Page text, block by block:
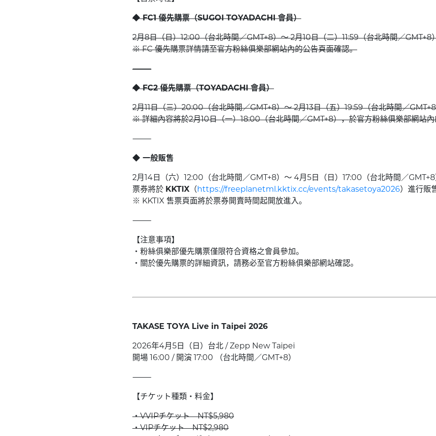
◆FC1 優先購票（SUGOI TOYADACHI 會員）
2月8日（日）12:00（台北時間／GMT+8）～ 2月10日（二）11:59（台北時間／GMT+8
※ FC 優先購票詳情請至官方粉絲俱樂部網站內的公告頁面確認。
⸻
◆FC2 優先購票（TOYADACHI 會員）
2月11日（三）20:00（台北時間／GMT+8）～ 2月13日（五）19:59（台北時間／
※ 詳細內容將於2月10日（一）18:00（台北時間／GMT+8），於官方粉絲俱樂部網站
⸻
◆ 一般販售
2月14日（六）12:00（台北時間／GMT+8）～ 4月5日（日）17:00（台北時間／GMT+8
票券將於 KKTIX （ https://freeplanetml.kktix.cc/events/takasetoya2026）進行販
※ KKTIX 售票頁面將於票券開賣時間起開放進入。
⸻
【注意事項】
・粉絲俱樂部優先購票僅限符合資格之會員參加。
・關於優先購票的詳細資訊，請務必至官方粉絲俱樂部網站確認。
TAKASE TOYA Live in Taipei 2026
2026年4月5日（日）台北 / Zepp New Taipei
開場 16:00 / 開演 17:00
（台北時間／GMT+8）
⸻
【チケット種類・料金】
・VVIPチケット NT$5,980
・VIPチケット NT$2,980